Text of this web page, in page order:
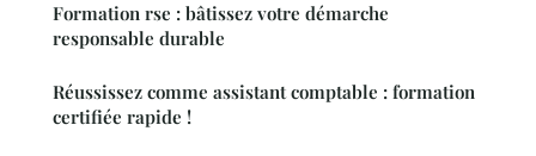
Formation rse : bâtissez votre démarche
responsable durable
Réussissez comme assistant comptable : formation
certifiée rapide !